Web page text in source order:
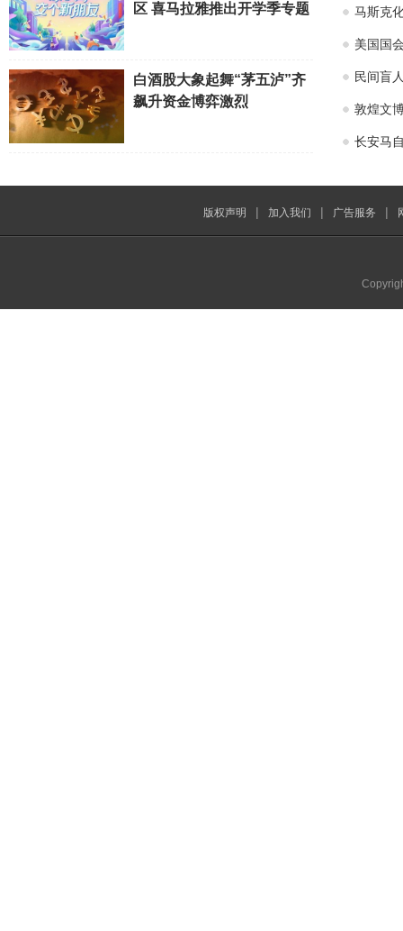
区 喜马拉雅推出开学季专题
白酒股大象起舞“茅五泸”齐
飙升资金博弈激烈
马斯克
美国国
民间盲
敦煌文
长安马
版权声明 | 加入我们 | 广告服务 |